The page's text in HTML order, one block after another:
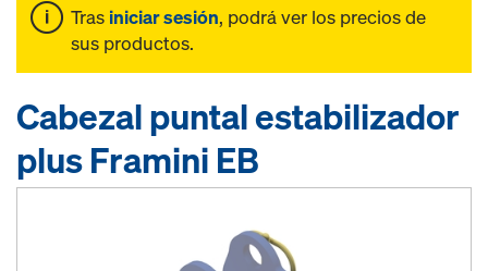
Tras iniciar sesión, podrá ver los precios de
sus productos.
Cabezal puntal estabilizador
plus Framini EB